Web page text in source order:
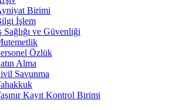
Birimi
İşlem
Sağlığı ve Güvenliği
Özlük
Alma
Savunma
Kayıt Kontrol Birimi